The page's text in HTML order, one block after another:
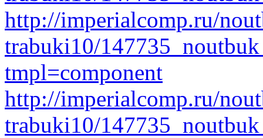
http://imperialcomp.ru/
trabuki10/
tmpl=component
http://imperialcomp.ru/
trabuki10/